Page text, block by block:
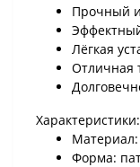
Прочный
Лёгкая
Отличная
Характеристики:
Материал:
Форма: